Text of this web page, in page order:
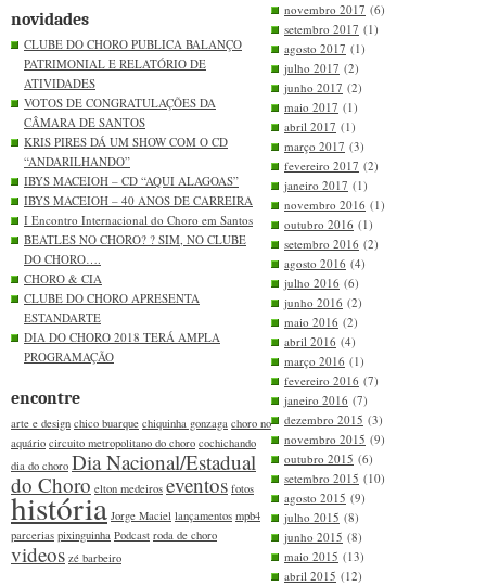
novidades
CLUBE DO CHORO PUBLICA BALANÇO
PATRIMONIAL E RELATÓRIO DE
ATIVIDADES
VOTOS DE CONGRATULAÇÕES DA
CÂMARA DE SANTOS
KRIS PIRES DÁ UM SHOW COM O CD
“ANDARILHANDO”
IBYS MACEIOH – CD “AQUI ALAGOAS”
IBYS MACEIOH – 40 ANOS DE CARREIRA
I Encontro Internacional do Choro em Santos
BEATLES NO CHORO? ? SIM, NO CLUBE
DO CHORO….
CHORO & CIA
CLUBE DO CHORO APRESENTA
ESTANDARTE
DIA DO CHORO 2018 TERÁ AMPLA
PROGRAMAÇÃO
encontre
arte e design chico buarque chiquinha gonzaga choro no
aquário circuito metropolitano do choro cochichando
dia do choro Dia Nacional/Estadual
do Choro elton medeiros eventos fotos
história Jorge Maciel lançamentos mpb4
parcerias pixinguinha Podcast roda de choro
videos zé barbeiro
novembro 2017 (6)
setembro 2017 (1)
agosto 2017 (1)
julho 2017 (2)
junho 2017 (2)
maio 2017 (1)
abril 2017 (1)
março 2017 (3)
fevereiro 2017 (2)
janeiro 2017 (1)
novembro 2016 (1)
outubro 2016 (1)
setembro 2016 (2)
agosto 2016 (4)
julho 2016 (6)
junho 2016 (2)
maio 2016 (2)
abril 2016 (4)
março 2016 (1)
fevereiro 2016 (7)
janeiro 2016 (7)
dezembro 2015 (3)
novembro 2015 (9)
outubro 2015 (6)
setembro 2015 (10)
agosto 2015 (9)
julho 2015 (8)
junho 2015 (8)
maio 2015 (13)
abril 2015 (12)